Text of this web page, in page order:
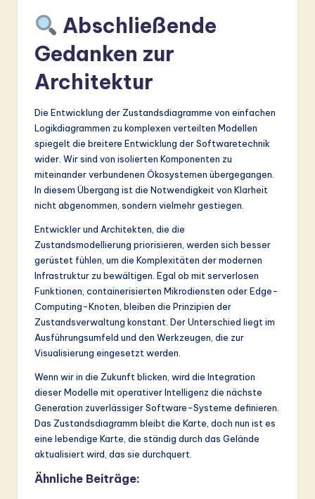
Abschließende
Gedanken zur
Architektur
Die Entwicklung der Zustandsdiagramme von einfachen
Logikdiagrammen zu komplexen verteilten Modellen
spiegelt die breitere Entwicklung der Softwaretechnik
wider. Wir sind von isolierten Komponenten zu
miteinander verbundenen Ökosystemen übergegangen.
In diesem Übergang ist die Notwendigkeit von Klarheit
nicht abgenommen, sondern vielmehr gestiegen.
Entwickler und Architekten, die die
Zustandsmodellierung priorisieren, werden sich besser
gerüstet fühlen, um die Komplexitäten der modernen
Infrastruktur zu bewältigen. Egal ob mit serverlosen
Funktionen, containerisierten Mikrodiensten oder Edge-
Computing-Knoten, bleiben die Prinzipien der
Zustandsverwaltung konstant. Der Unterschied liegt im
Ausführungsumfeld und den Werkzeugen, die zur
Visualisierung eingesetzt werden.
Wenn wir in die Zukunft blicken, wird die Integration
dieser Modelle mit operativer Intelligenz die nächste
Generation zuverlässiger Software-Systeme definieren.
Das Zustandsdiagramm bleibt die Karte, doch nun ist es
eine lebendige Karte, die ständig durch das Gelände
aktualisiert wird, das sie durchquert.
Ähnliche Beiträge: